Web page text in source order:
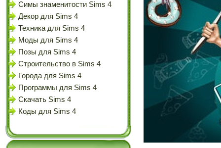
Симы знаменитости Sims 4
Декор для Sims 4
Техника для Sims 4
Моды для Sims 4
Позы для Sims 4
Строительство в Sims 4
Города для Sims 4
Программы для Sims 4
Скачать Sims 4
Коды для Sims 4